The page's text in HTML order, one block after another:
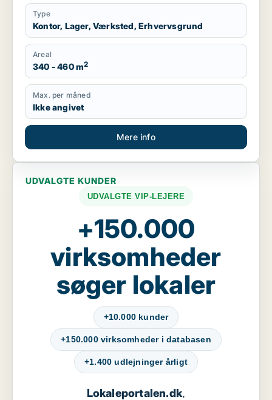
Type
Kontor, Lager, Værksted, Erhvervsgrund
Areal
340 - 460 m2
Max. per måned
Ikke angivet
Mere info
UDVALGTE KUNDER
UDVALGTE VIP-LEJERE
+150.000
virksomheder
søger lokaler
+10.000 kunder
+150.000 virksomheder i databasen
+1.400 udlejninger årligt
Lokaleportalen.dk,